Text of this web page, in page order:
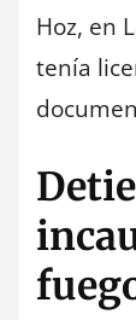
Hoz, en
tenía